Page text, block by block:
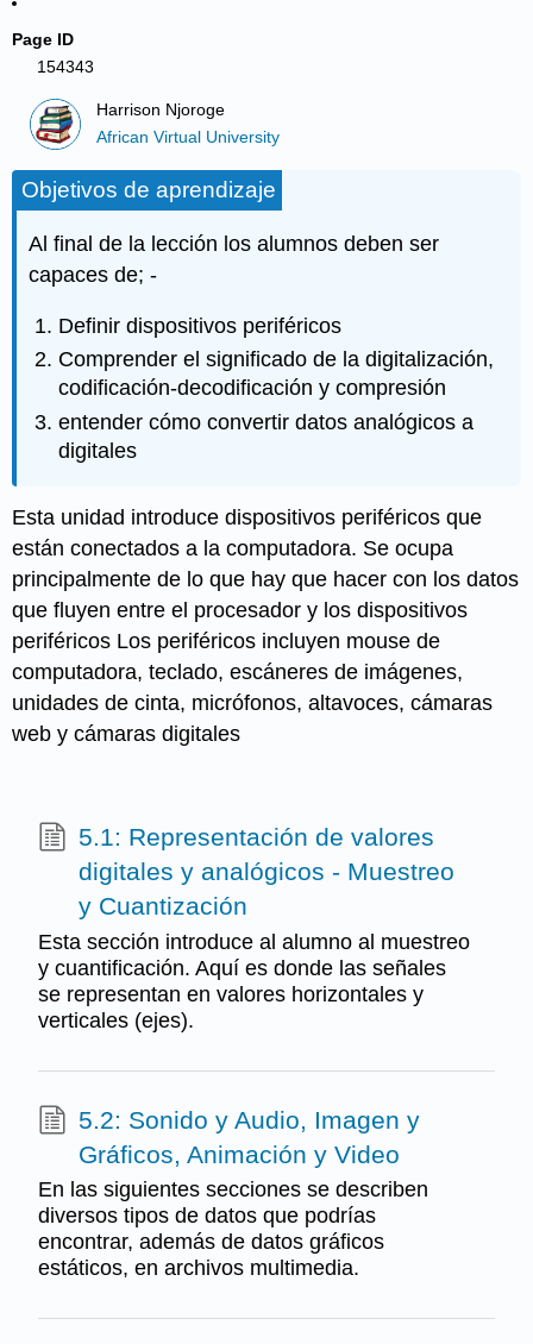
Page ID
154343
Harrison Njoroge
African Virtual University
Objetivos de aprendizaje
Al final de la lección los alumnos deben ser
capaces de; -
Definir dispositivos periféricos
Comprender el significado de la digitalización,
codificación-decodificación y compresión
entender cómo convertir datos analógicos a
digitales
Esta unidad introduce dispositivos periféricos que
están conectados a la computadora. Se ocupa
principalmente de lo que hay que hacer con los datos
que fluyen entre el procesador y los dispositivos
periféricos Los periféricos incluyen mouse de
computadora, teclado, escáneres de imágenes,
unidades de cinta, micrófonos, altavoces, cámaras
web y cámaras digitales
5.1: Representación de valores
digitales y analógicos - Muestreo
y Cuantización
Esta sección introduce al alumno al muestreo
y cuantificación. Aquí es donde las señales
se representan en valores horizontales y
verticales (ejes).
5.2: Sonido y Audio, Imagen y
Gráficos, Animación y Video
En las siguientes secciones se describen
diversos tipos de datos que podrías
encontrar, además de datos gráficos
estáticos, en archivos multimedia.